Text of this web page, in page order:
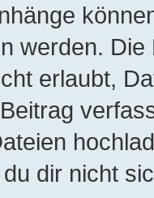
werden.
erlaubt,
dir nicht